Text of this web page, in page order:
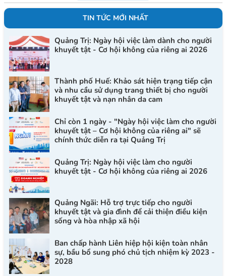
TIN TỨC MỚI NHẤT
Quảng Trị: Ngày hội việc làm dành cho người
khuyết tật - Cơ hội không của riêng ai 2026
Thành phố Huế: Khảo sát hiện trạng tiếp cận
và nhu cầu sử dụng trang thiết bị cho người
khuyết tật và nạn nhân da cam
Chỉ còn 1 ngày - "Ngày hội việc làm cho người
khuyết tật – Cơ hội không của riêng ai" sẽ
chính thức diễn ra tại Quảng Trị
Quảng Trị: Ngày hội việc làm cho người
khuyết tật - Cơ hội không của riêng ai 2026
Quảng Ngãi: Hỗ trợ trực tiếp cho người
khuyết tật và gia đình để cải thiện điều kiện
sống và hòa nhập xã hội
Ban chấp hành Liên hiệp hội kiện toàn nhân
sự, bầu bổ sung phó chủ tịch nhiệm kỳ 2023 -
2028